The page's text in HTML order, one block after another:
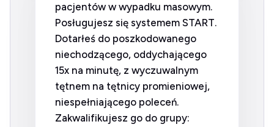
pacjentów w wypadku masowym.
Posługujesz się systemem START.
Dotarłeś do poszkodowanego
niechodzącego, oddychającego
15x na minutę, z wyczuwalnym
tętnem na tętnicy promieniowej,
niespełniającego poleceń.
Zakwalifikujesz go do grupy: